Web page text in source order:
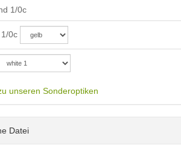
1/0c
0c
unseren Sonderoptiken
Datei